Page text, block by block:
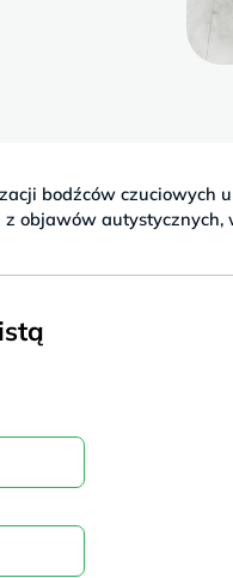
bodźców czuciowych
z objawów autystycznych,